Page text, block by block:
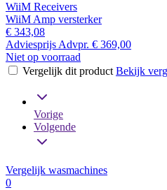
WiiM Receivers
WiiM Amp versterker
€ 343,08
Adviesprijs Advpr. € 369,00
Niet op voorraad
Vergelijk dit product Bekijk
Vorige
Volgende
Vergelijk wasmachines
0